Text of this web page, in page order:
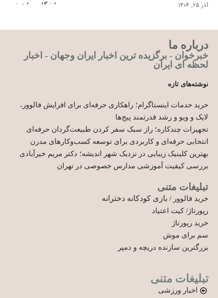
آذر ۲۵, ۱۴۰۴
درباره ما
خبرخوان - برگزیده ترین اخبار ایران وجهان - اخبار
لحظه ای ایران
نوشته‌های تازه
خرید خدمات اینستاگرام؛ راهکاری حرفه‌ای برای افزایش فالوور،
لایک و ویو و رشد قدرتمند پیج‌ها
تجهیزات چندکاره؛ راز سبک سفر کردن طبیعت‌گردان حرفه‌ای
انتخابی حرفه‌ای و کاربردی برای توسعه کسب‌وکارهای مدرن
بهترین کلینیک زیبایی در نزدیک شهر اندیشه؛ دکتر مریم خیرآبادی
بررسی کیفیت آموزشی مدارس خصوصی در تهران
تبلیغات متنی
خرید فالوور / بازی کودکانه دخترانه
رپورتاژ/کیت اعتیاد
خرید رپورتاژ
سم برای موش
بزرگترین سازنده دریچه و دمپر
تبلیغات متنی
اخبار ورزشی